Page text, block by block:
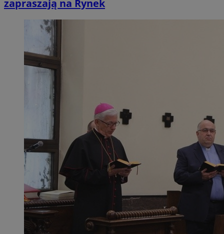
zapraszają na Rynek